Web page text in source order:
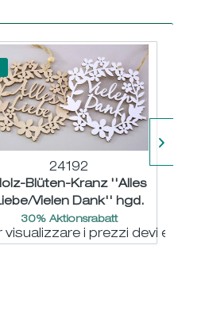
registrato
24192
Blüten-Kranz ''Alles
Vielen Dank'' hgd.
natur/weiß sort....
30% Aktionsrabatt
visualizzare i prezzi devi essere